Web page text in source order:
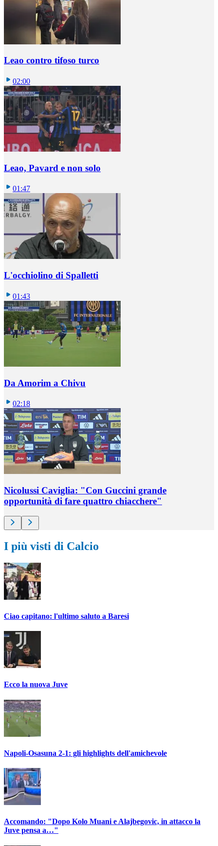
Leao contro tifoso turco
02:00
Leao, Pavard e non solo
01:47
L'occhiolino di Spalletti
01:43
Da Amorim a Chivu
02:18
Nicolussi Caviglia: "Con Guccini grande
opportunità di fare quattro chiacchere"
I più visti di Calcio
Ciao capitano: l'ultimo saluto a Baresi
Ecco la nuova Juve
Napoli-Osasuna 2-1: gli highlights dell'amichevole
Accomando: "Dopo Kolo Muani e Alajbegovic, in attacco la
Juve pensa a…"